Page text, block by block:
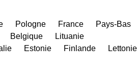
Pologne France
Pays-Bas
Belgique
Lituanie
Estonie Finlande
Lettonie